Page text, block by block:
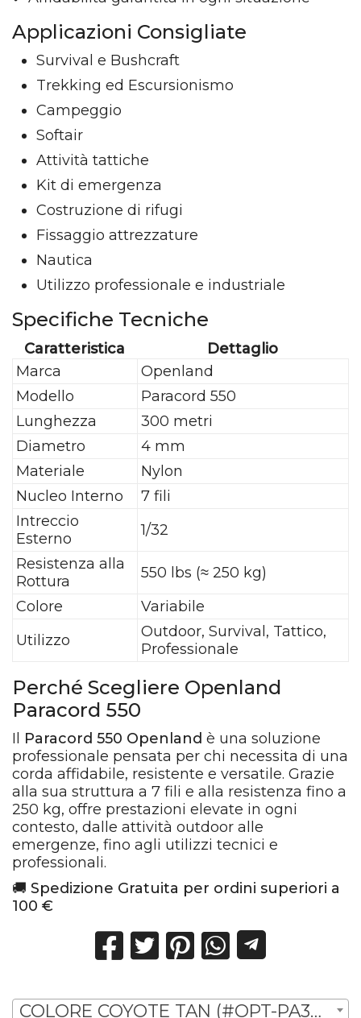
Applicazioni Consigliate
Survival e Bushcraft
Trekking ed Escursionismo
Campeggio
Softair
Attività tattiche
Kit di emergenza
Costruzione di rifugi
Fissaggio attrezzature
Nautica
Utilizzo professionale e industriale
Specifiche Tecniche
Caratteristica
Dettaglio
Marca
Openland
Modello
Paracord 550
Lunghezza
300 metri
Diametro
4 mm
Materiale
Nylon
Nucleo Interno
7 fili
Intreccio
Esterno
1/32
Resistenza alla
Rottura
550 lbs (≈ 250 kg)
Colore
Variabile
Utilizzo
Outdoor, Survival, Tattico,
Professionale
Perché Scegliere Openland
Paracord 550
Il Paracord 550 Openland è una soluzione
professionale pensata per chi necessita di una
corda affidabile, resistente e versatile. Grazie
alla sua struttura a 7 fili e alla resistenza fino a
250 kg, offre prestazioni elevate in ogni
contesto, dalle attività outdoor alle
emergenze, fino agli utilizzi tecnici e
professionali.
🚚Spedizione Gratuita per ordini superiori a
100 €
COLORE COYOTE TAN (#OPT-PA300 02-CT) | € 132,00